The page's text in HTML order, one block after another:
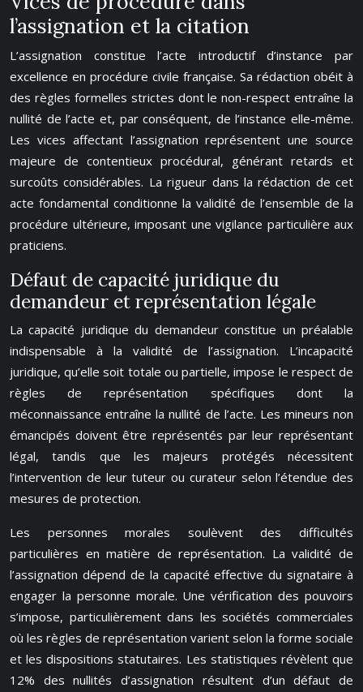
l’assignation et la citation
L’assignation constitue l’acte introductif d’instance par
excellence en procédure civile française. Sa rédaction obéit à
des règles formelles strictes dont le non-respect entraîne la
nullité de l’acte et, par conséquent, de l’instance elle-même.
Les vices affectant l’assignation représentent une source
majeure de contentieux procédural, générant retards et
surcoûts considérables. La rigueur dans la rédaction de cet
acte fondamental conditionne la validité de l’ensemble de la
procédure ultérieure, imposant une vigilance particulière aux
praticiens.
Défaut de capacité juridique du
demandeur et représentation légale
La capacité juridique du demandeur constitue un préalable
indispensable à la validité de l’assignation. L’incapacité
juridique, qu’elle soit totale ou partielle, impose le respect de
règles de représentation spécifiques dont la
méconnaissance entraîne la nullité de l’acte. Les mineurs non
émancipés doivent être représentés par leur représentant
légal, tandis que les majeurs protégés nécessitent
l’intervention de leur tuteur ou curateur selon l’étendue des
mesures de protection.
Les personnes morales soulèvent des difficultés
particulières en matière de représentation. La validité de
l’assignation dépend de la capacité effective du signataire à
engager la personne morale. Une vérification des pouvoirs
s’impose, particulièrement dans les sociétés commerciales
où les règles de représentation varient selon la forme sociale
et les dispositions statutaires. Les statistiques révèlent que
12% des nullités d’assignation résultent d’un défaut de